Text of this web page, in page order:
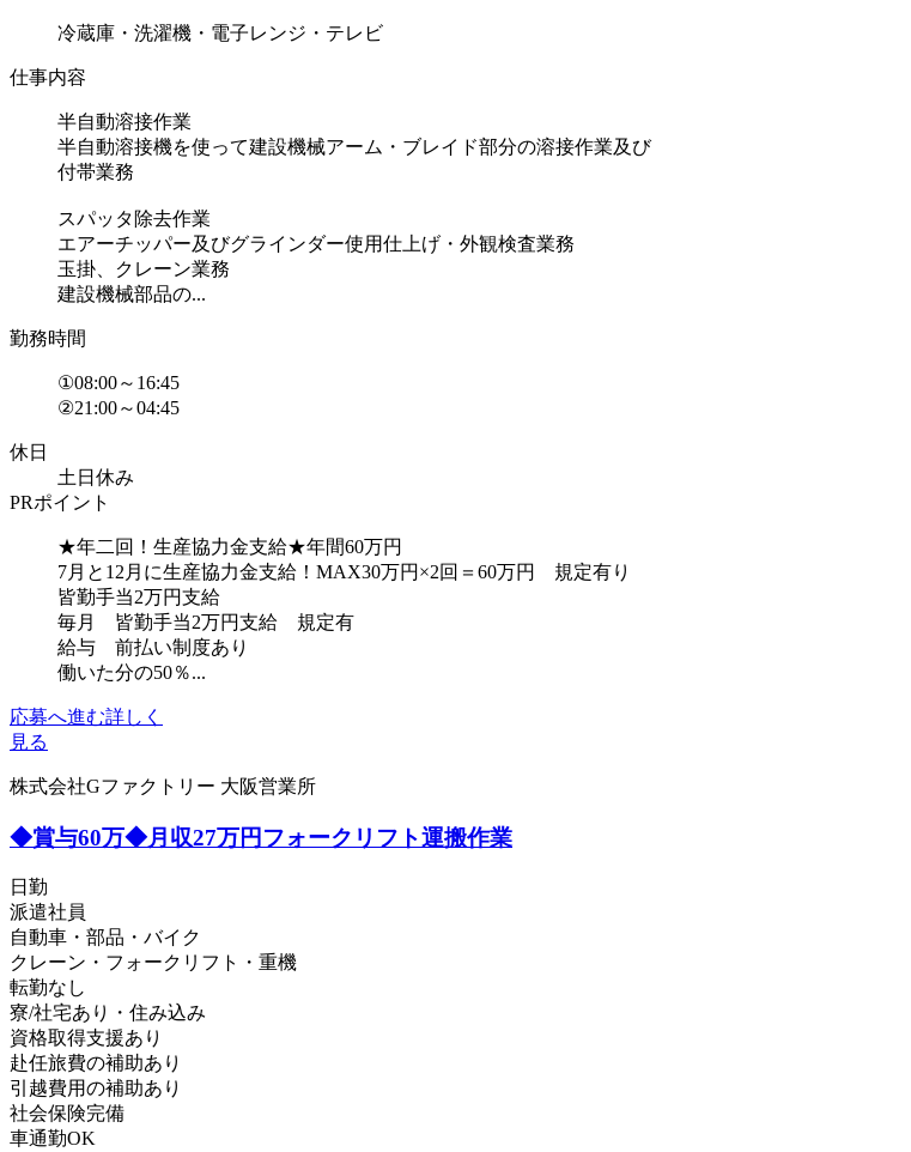
冷蔵庫・洗濯機・電子レンジ・テレビ
仕事内容
半自動溶接作業
半自動溶接機を使って建設機械アーム・ブレイド部分の溶接作業及び
付帯業務
スパッタ除去作業
エアーチッパー及びグラインダー使用仕上げ・外観検査業務
玉掛、クレーン業務
建設機械部品の...
勤務時間
①08:00～16:45
②21:00～04:45
休日
土日休み
PRポイント
★年二回！生産協力金支給★年間60万円
7月と12月に生産協力金支給！MAX30万円×2回＝60万円 規定有り
皆勤手当2万円支給
毎月 皆勤手当2万円支給 規定有
給与 前払い制度あり
働いた分の50％...
応募へ進む詳しく
見る
株式会社Gファクトリー 大阪営業所
◆賞与60万◆月収27万円フォークリフト運搬作業
日勤
派遣社員
自動車・部品・バイク
クレーン・フォークリフト・重機
転勤なし
寮/社宅あり・住み込み
資格取得支援あり
赴任旅費の補助あり
引越費用の補助あり
社会保険完備
車通勤OK